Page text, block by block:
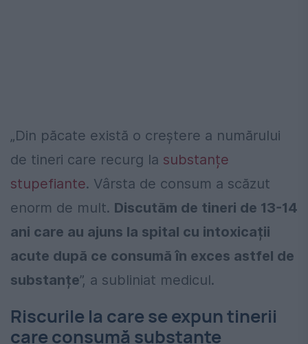
„Din păcate există o creștere a numărului
de tineri care recurg la substanțe
stupefiante. Vârsta de consum a scăzut
enorm de mult. Discutăm de tineri de 13-14
ani care au ajuns la spital cu intoxicații
acute după ce consumă în exces astfel de
substanțe”, a subliniat medicul.
Riscurile la care se expun tinerii
care consumă substanțe